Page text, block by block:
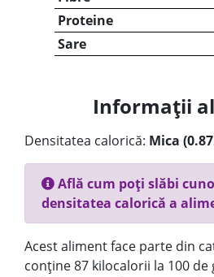
Proteine
Sare
Informații
Densitatea calorică: Mica
Află cum poți slăbi
densitatea calorică a
Acest aliment face parte din
conține 87 kilocalorii la 100 de